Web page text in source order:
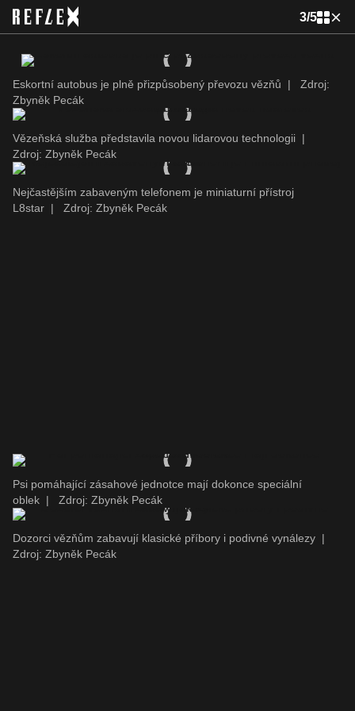
3/5
Eskortní autobus je plně přizpůsobený převozu vězňů |
Zdroj:
Zbyněk Pecák
Vězeňská služba představila novou lidarovou technologii |
Zdroj: Zbyněk Pecák
Nejčastějším zabaveným telefonem je miniaturní přístroj
L8star | Zdroj: Zbyněk Pecák
Psi pomáhající zásahové jednotce mají dokonce speciální
oblek | Zdroj: Zbyněk Pecák
Dozorci vězňům zabavují klasické příbory i podivné vynálezy |
Zdroj: Zbyněk Pecák